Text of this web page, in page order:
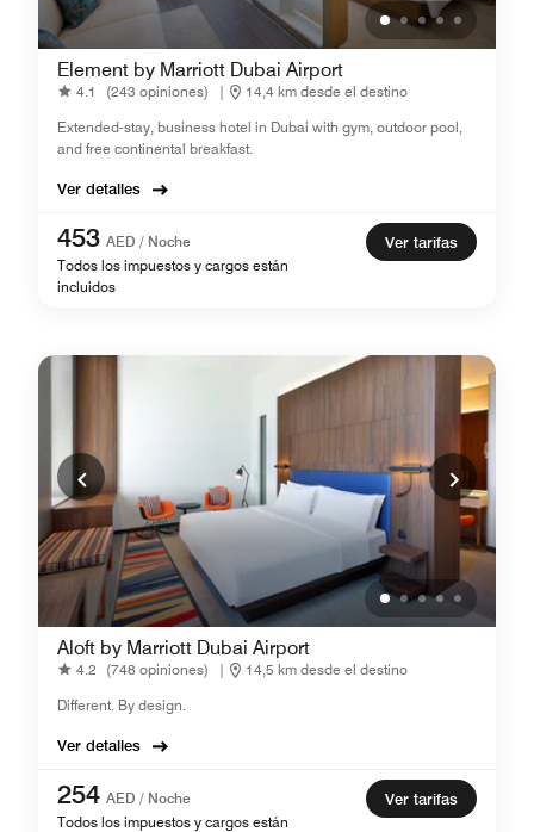
Element by Marriott Dubai Airport
4.1 (243 opiniones) |
14,4 km desde el destino
Extended-stay, business hotel in Dubai with gym, outdoor pool,
and free continental breakfast.
Ver detalles
453 AED / Noche
Todos los impuestos y cargos están
incluidos
Ver tarifas
Aloft by Marriott Dubai Airport
4.2 (748 opiniones) |
14,5 km desde el destino
Different. By design.
Ver detalles
254 AED / Noche
Todos los impuestos y cargos están
Ver tarifas